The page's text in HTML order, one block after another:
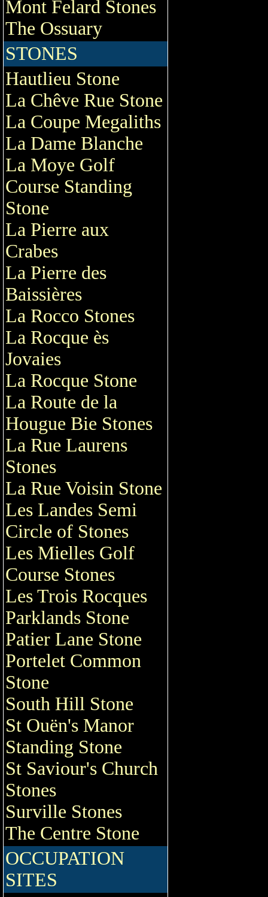
Mont Felard Stones
The Ossuary
STONES
Hautlieu Stone
La Chêve Rue Stone
La Coupe Megaliths
La Dame Blanche
La Moye Golf
Course Standing
Stone
La Pierre aux
Crabes
La Pierre des
Baissières
La Rocco Stones
La Rocque ès
Jovaies
La Rocque Stone
La Route de la
Hougue Bie Stones
La Rue Laurens
Stones
La Rue Voisin Stone
Les Landes Semi
Circle of Stones
Les Mielles Golf
Course Stones
Les Trois Rocques
Parklands Stone
Patier Lane Stone
Portelet Common
Stone
South Hill Stone
St Ouën's Manor
Standing Stone
St Saviour's Church
Stones
Surville Stones
The Centre Stone
OCCUPATION
SITES